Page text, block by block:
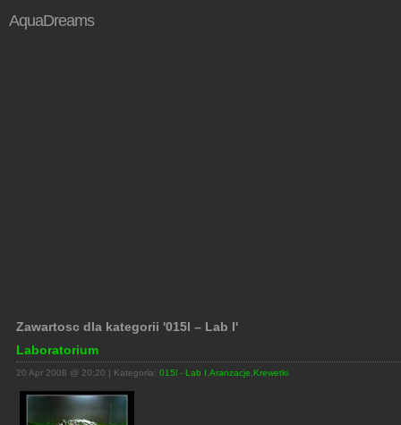
AquaDreams
Zawartosc dla kategorii '015l – Lab I'
Laboratorium
20 Apr 2008 @ 20:20 | Kategoria: 015l - Lab I Aranżacje Krewetki